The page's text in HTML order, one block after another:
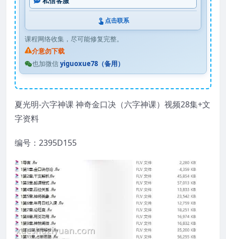
点击联系
课程网络收集，尽可能修复完整。
介意勿下载
也加微信yiguoxue78（备用）
夏光明-六字神课 神奇金口决（六字神课）视频28集+文
字资料
编号：2395D155